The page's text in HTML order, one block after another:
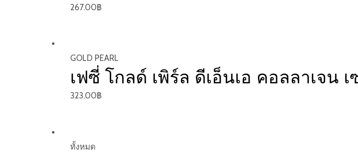
267.00฿
GOLD PEARL
เฟซี่ โกลด์ เพิร์ล ดีเอ็นเอ คอลลาเจน เ
323.00฿
ทั้งหมด